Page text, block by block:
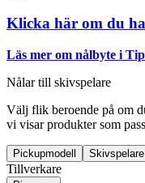
Klicka här om du
Läs mer om nålbyte i
Nålar till skivspelare
Välj flik beroende på om
vi visar produkter som
Pickupmodell Skivspelare
Tillverkare